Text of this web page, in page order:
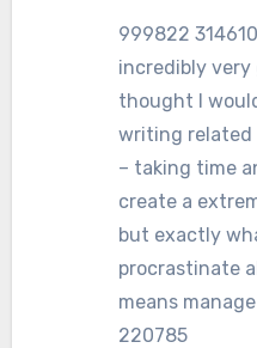
999822
incredibly very
thought I
writing
– taking time
create a
but exactly
procrastinate
means
220785